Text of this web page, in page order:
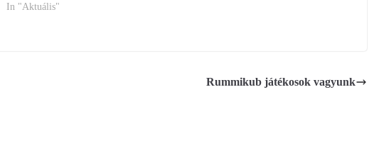
In "Aktuális"
Rummikub játékosok vagyunk